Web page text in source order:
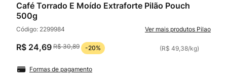
Café Torrado E Moído Extraforte Pilão Pouch
500g
Código: 2299984 Pilao
R$ 24,69 R$ 30,89 -20% (R$ 49,38/kg)
Formas de pagamento